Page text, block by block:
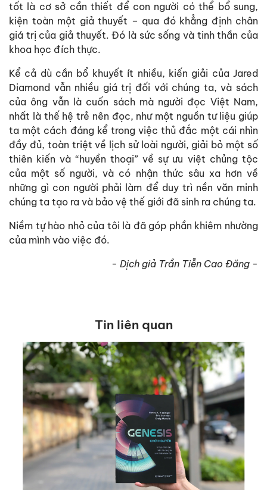
tốt là cơ sở cần thiết để con người có thể bổ sung,
kiện toàn một giả thuyết – qua đó khẳng định chân
giá trị của giả thuyết. Đó là sức sống và tinh thần của
khoa học đích thực.
Kể cả dù cần bổ khuyết ít nhiều, kiến giải của Jared
Diamond vẫn nhiều giá trị đối với chúng ta, và sách
của ông vẫn là cuốn sách mà người đọc Việt Nam,
nhất là thế hệ trẻ nên đọc, như một nguồn tư liệu giúp
ta một cách đáng kể trong việc thủ đắc một cái nhìn
đầy đủ, toàn triệt về lịch sử loài người, giải bỏ một số
thiên kiến và “huyền thoại” về sự ưu việt chủng tộc
của một số người, và có nhận thức sâu xa hơn về
những gì con người phải làm để duy trì nền văn minh
chúng ta tạo ra và bảo vệ thế giới đã sinh ra chúng ta.
Niềm tự hào nhỏ của tôi là đã góp phần khiêm nhường
của mình vào việc đó.
- Dịch giả Trần Tiễn Cao Đăng -
Tin liên quan